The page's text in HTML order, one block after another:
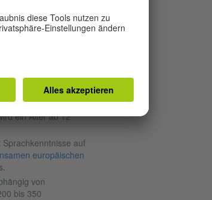
zur Verfügung
und unabhängig
werden.
ein Alter ab 12
auf
europäischen
von
bis 350